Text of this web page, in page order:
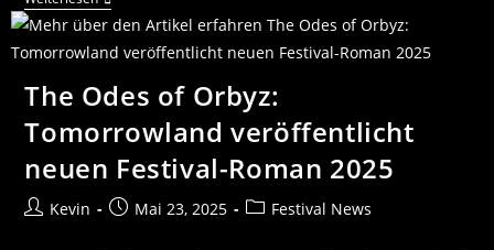
The Odes of Orbyz:
Tomorrowland veröffentlicht
neuen Festival-Roman 2025
Kevin Mai 23, 2025 Festival News